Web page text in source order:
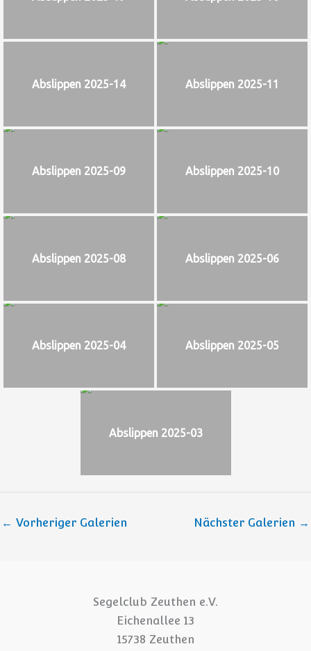
Abslippen 2025-14 Abslippen 2025-11
Abslippen 2025-09 Abslippen 2025-10
Abslippen 2025-08 Abslippen 2025-06
Abslippen 2025-04 Abslippen 2025-05
Abslippen 2025-03
← Vorheriger Galerien Nächster Galerien →
Segelclub Zeuthen e.V.
Eichenallee 13
15738 Zeuthen